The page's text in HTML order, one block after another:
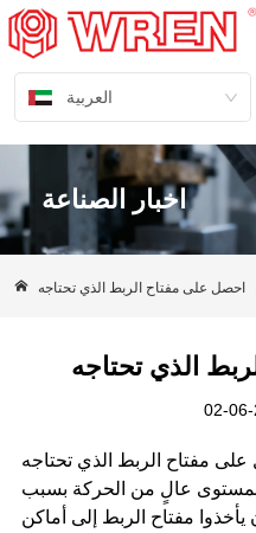
العربية
اخبار الصناعة
احصل على مفتاح الربط الذي تحتاجه
الذي تحتاجه
مفتاح الربط الذي تحتاجه
بمستوى عالٍ من الحركة بسبب
مفتاح الربط إلى أماكن